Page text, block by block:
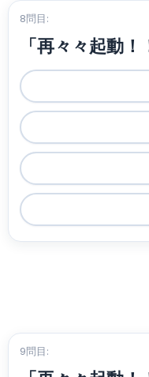
8問目:
「再々々起動
9問目: